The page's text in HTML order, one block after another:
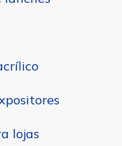
lojas